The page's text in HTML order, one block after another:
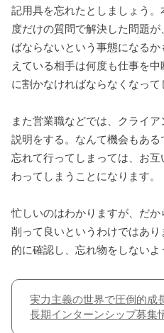
記用具を忘れたとしましょう
度だけの質問で解決した問題
ばならないという事態になる
えている相手は何度も仕事を
に割かなければならなくなって
また営業職などでは、クライ
説明をする。なんて機会もあ
忘れて行ってしまっては、お
わってしまうことになります。
忙しいのはわかりますが、だ
削って良いというわけではあ
的に確認し、忘れ物をしないよ
実力主義の世界で圧倒的成
長期インターンシップ募集